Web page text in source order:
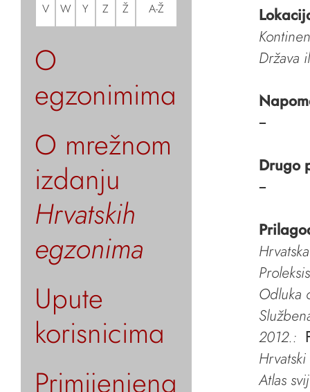
V W Y Z Ž A-Ž
O
egzonimima
O mrežnom
izdanju
Hrvatskih
egzonima
Upute
korisnicima
Primijenjena
Država
–
Drugo
–
Odluka
2012.:
Atlas